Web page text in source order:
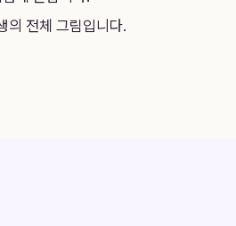
의 전체 그림입니다.